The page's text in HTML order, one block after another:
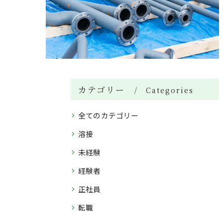
カテゴリー Categories
全てのカテゴリー
溶接
未経験
経験者
正社員
転職